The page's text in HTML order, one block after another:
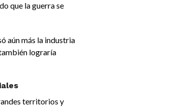
que la guerra se
aún más la industria
lograría
territorios y